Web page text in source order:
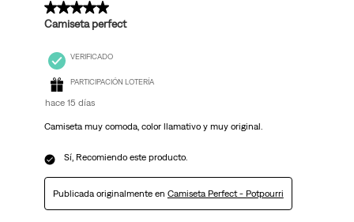
5 de 5 estrellas.
Camiseta perfect
VERIFICADO
PARTICIPACIÓN LOTERÍA
hace 15 días
Camiseta muy comoda, color llamativo y muy original.
Sí, Recomiendo este producto.
Publicada originalmente en Camiseta Perfect - Potpourri